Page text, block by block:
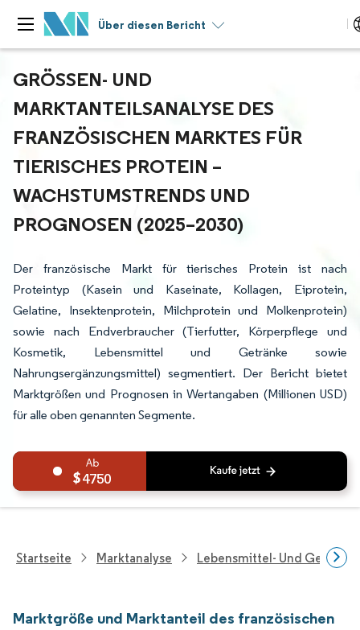
Über diesen Bericht
GRÖSSEN- UND M
ARKTANTEILSANALYSE DES F
RANZÖSISCHEN MARKTES FÜR T
IERISCHES PROTEIN – W
ACHSTUMSTRENDS UND P
ROGNOSEN (2025–2030)
Der französische Markt für tierisches Protein ist nach
Proteintyp (Kasein und Kaseinate, Kollagen, Eiprotein,
Gelatine, Insektenprotein, Milchprotein und Molkenprotein)
sowie nach Endverbraucher (Tierfutter, Körperpflege und
Kosmetik, Lebensmittel und Getränke sowie
Nahrungsergänzungsmittel) segmentiert. Der Bericht bietet
Marktgrößen und Prognosen in Wertangaben (Millionen USD)
für alle oben genannten Segmente.
4750
Startseite Marktanalyse Lebensmittel- Und
Marktgröße und Marktanteil des französischen